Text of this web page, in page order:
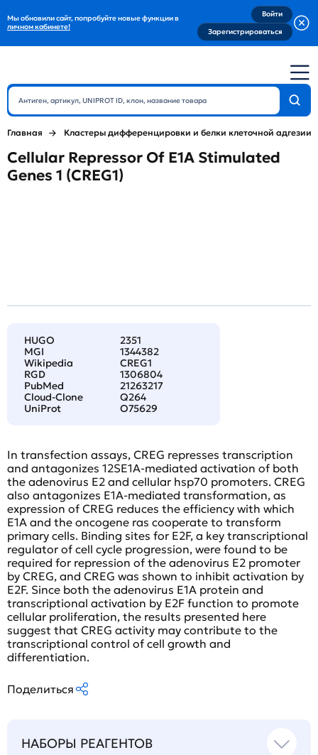
Мы обновили сайт, попробуйте новые функции в
личном кабинете!
Войти
Зарегистрироваться
Главная Кластеры дифференцировки и белки клеточной адгезии
Cellular Repressor Of E1A Stimulated
Genes 1 (CREG1)
HUGO
2351
MGI
1344382
Wikipedia
CREG1
RGD
1306804
PubMed
21263217
Cloud-Clone
Q264
UniProt
O75629
In transfection assays, CREG represses transcription
and antagonizes 12SE1A-mediated activation of both
the adenovirus E2 and cellular hsp70 promoters. CREG
also antagonizes E1A-mediated transformation, as
expression of CREG reduces the efficiency with which
E1A and the oncogene ras cooperate to transform
primary cells. Binding sites for E2F, a key transcriptional
regulator of cell cycle progression, were found to be
required for repression of the adenovirus E2 promoter
by CREG, and CREG was shown to inhibit activation by
E2F. Since both the adenovirus E1A protein and
transcriptional activation by E2F function to promote
cellular proliferation, the results presented here
suggest that CREG activity may contribute to the
transcriptional control of cell growth and
differentiation.
Поделиться
НАБОРЫ РЕАГЕНТОВ